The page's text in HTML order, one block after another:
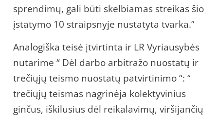
sprendimų, gali būti skelbiamas streikas šio
įstatymo 10 straipsnyje nustatyta tvarka.”
Analogiška teisė įtvirtinta ir LR Vyriausybės
nutarime “ Dėl darbo arbitražo nuostatų ir
trečiųjų teismo nuostatų patvirtinimo “: “
trečiųjų teismas nagrinėja kolektyvinius
ginčus, iškilusius dėl reikalavimų, viršijančių